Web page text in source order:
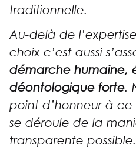
traditionnelle.
Au-delà de
choix c’est aussi
démarche humaine,
déontologique forte.
point d’honneur à
se déroule de la
transparente